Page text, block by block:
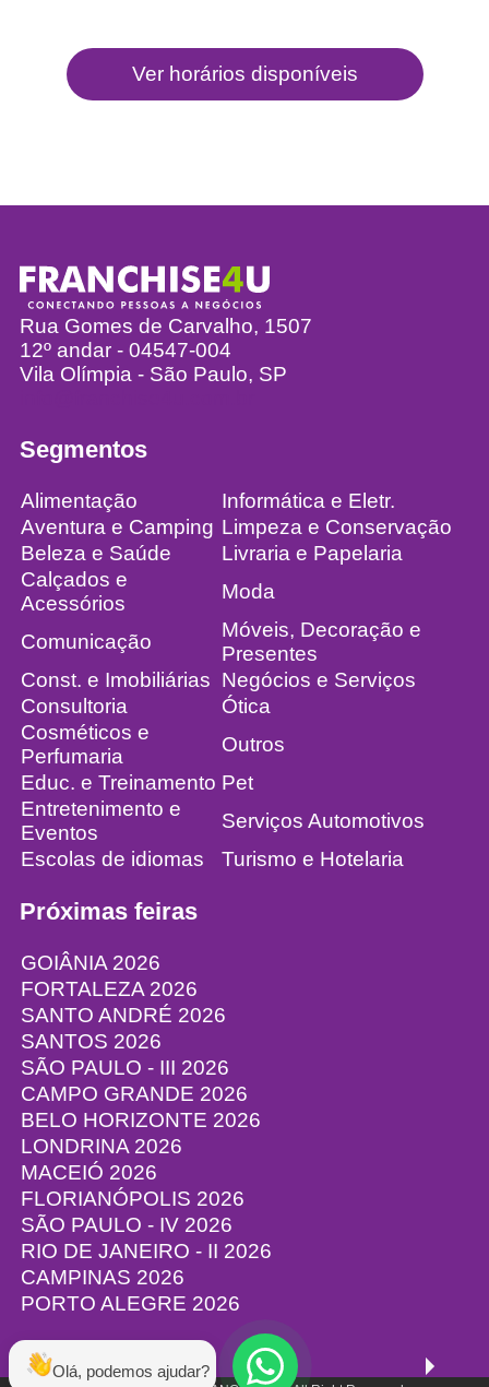
Olá, podemos ajudar?
Rua Gomes de Carvalho, 1507
12º andar - 04547-004
Vila Olímpia - São Paulo, SP
Segmentos
Alimentação
Informática e Eletr.
Aventura e Camping Limpeza e Conservação
Beleza e Saúde
Livraria e Papelaria
Calçados e
Acessórios
Moda
Comunicação
Móveis, Decoração e
Presentes
Const. e Imobiliárias Negócios e Serviços
Consultoria
Ótica
Cosméticos e
Perfumaria
Outros
Educ. e Treinamento Pet
Entretenimento e
Eventos
Serviços Automotivos
Escolas de idiomas
Turismo e Hotelaria
Próximas feiras
GOIÂNIA 2026
FORTALEZA 2026
SANTO ANDRÉ 2026
SANTOS 2026
SÃO PAULO - III 2026
CAMPO GRANDE 2026
BELO HORIZONTE 2026
LONDRINA 2026
MACEIÓ 2026
FLORIANÓPOLIS 2026
SÃO PAULO - IV 2026
RIO DE JANEIRO - II 2026
CAMPINAS 2026
PORTO ALEGRE 2026